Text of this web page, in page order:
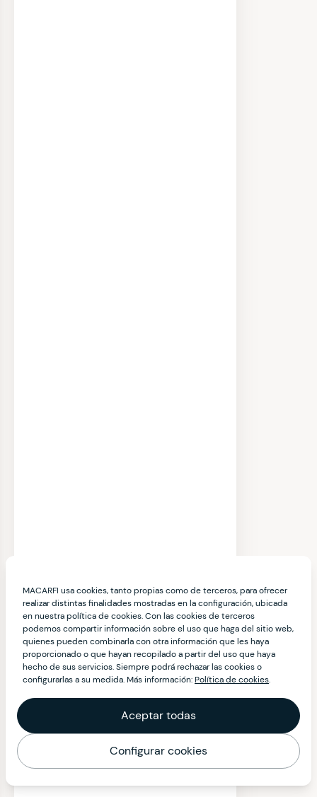
MACARFI usa cookies, tanto propias como de terceros, para ofrecer
realizar distintas finalidades mostradas en la configuración, ubicada
en nuestra política de cookies. Con las cookies de terceros
podemos compartir información sobre el uso que haga del sitio web,
quienes pueden combinarla con otra información que les haya
proporcionado o que hayan recopilado a partir del uso que haya
hecho de sus servicios. Siempre podrá rechazar las cookies o
configurarlas a su medida. Más información:Política de cookies.
Aceptar todas
Configurar cookies